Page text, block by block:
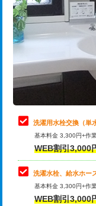
※給水管工事は
給水管工事※（塩ビ
用/3ｍまで)
給水管工事※（塩ビ
用（追加）/3ｍ超え)
給水管工事※（ライ
管・ポリ管・HT管
給水管工事※（ライ
管・ポリ管・HT管
排水管工事（土の
業）
排水管工事（排水
カメラ調査
桝清掃
止水・漏水調査・
理・調整・分解・加
止水・漏水調査・
理・調整・分解・加
止水・漏水調査・
理・調整・分解・
キッチンタンク脱着
その他部品の脱着
洗濯用水栓交換（単
基本料金 3,300円+作
WEB割引3,000
洗濯水栓、給水ホー
基本料金 3,300円+作
WEB割引3,000